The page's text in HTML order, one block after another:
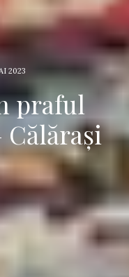
2023
praful